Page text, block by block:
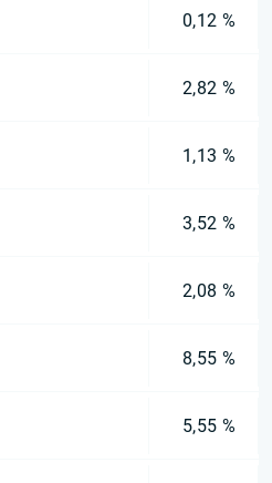
0,12 %
2,82 %
1,13 %
3,52 %
2,08 %
8,55 %
5,55 %